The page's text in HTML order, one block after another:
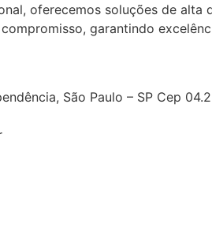
oferecemos soluções de
garantindo
São Paulo – SP Cep